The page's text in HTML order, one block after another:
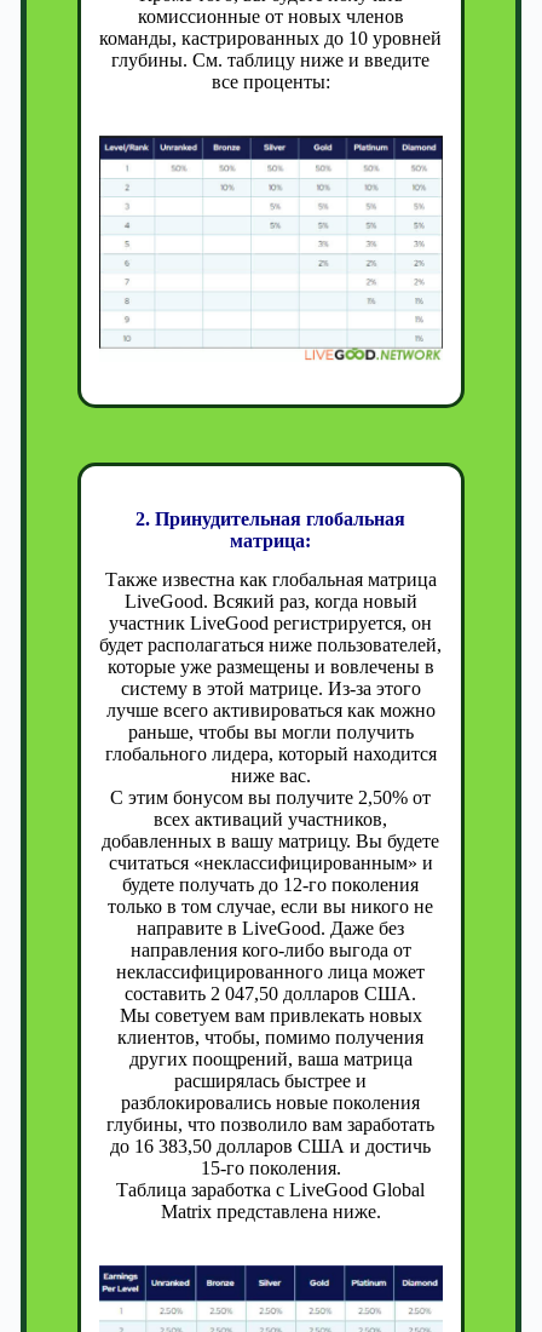
комиссионные от новых членов
команды, кастрированных до 10 уровней
глубины. См. таблицу ниже и введите
все проценты:
2. Принудительная глобальная
матрица:
Также известна как глобальная матрица
LiveGood. Всякий раз, когда новый
участник LiveGood регистрируется, он
будет располагаться ниже пользователей,
которые уже размещены и вовлечены в
систему в этой матрице. Из-за этого
лучше всего активироваться как можно
раньше, чтобы вы могли получить
глобального лидера, который находится
ниже вас.
С этим бонусом вы получите 2,50% от
всех активаций участников,
добавленных в вашу матрицу. Вы будете
считаться «неклассифицированным» и
будете получать до 12-го поколения
только в том случае, если вы никого не
направите в LiveGood. Даже без
направления кого-либо выгода от
неклассифицированного лица может
составить 2 047,50 долларов США.
Мы советуем вам привлекать новых
клиентов, чтобы, помимо получения
других поощрений, ваша матрица
расширялась быстрее и
разблокировались новые поколения
глубины, что позволило вам заработать
до 16 383,50 долларов США и достичь
15-го поколения.
Таблица заработка с LiveGood Global
Matrix представлена ниже.